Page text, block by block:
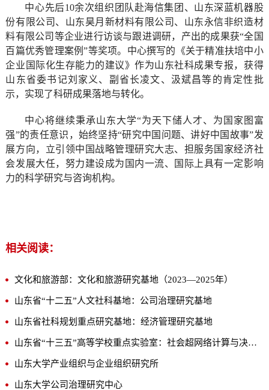
中心先后10余次组织团队赴海信集团、山东深蓝机器股
份有限公司、山东昊月新材料有限公司、山东永信非织造材
料有限公司等企业进行访谈与跟进调研，产出的成果获“全国
百篇优秀管理案例”等奖项。中心撰写的《关于精准扶培中小
企业国际化生存能力的建议》作为山东社科成果专报，获得
山东省委书记刘家义、副省长凌文、汲斌昌等的肯定性批
示，实现了科研成果落地与转化。
中心将继续秉承山东大学“为天下储人才、为国家图富
强”的责任意识，始终坚持“研究中国问题、讲好中国故事”发
展方向，立引领中国战略管理研究大志、担服务国家经济社
会发展大任，努力建设成为国内一流、国际上具有一定影响
力的科学研究与咨询机构。
相关阅读：
文化和旅游部：文化和旅游研究基地（2023—2025年）
山东省“十二五”人文社科基地：公司治理研究基地
山东省社科规划重点研究基地：经济管理研究基地
山东省“十三五”高等学校重点实验室：社会超网络计算与决策模拟实验室
山东大学产业组织与企业组织研究所
山东大学公司治理研究中心